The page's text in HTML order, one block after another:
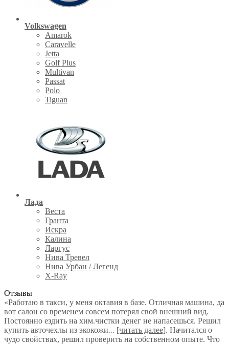
Volkswagen
Amarok
Caravelle
Jetta
Golf Plus
Multivan
Passat
Polo
Tiguan
Лада
Веста
Гранта
Искра
Калина
Ларгус
Нива Тревел
Нива Урбан / Легенд
X-Ray
Отзывы
«Работаю в такси, у меня октавия в базе. Отличная машина, да
вот салон со временем совсем потерял свой внешний вид.
Постоянно ездить на хим.чистки денег не напасешься. Решил
купить авточехлы из экокожи... [читать далее]. Начитался о
чудо свойствах, решил проверить на собственном опыте. Что